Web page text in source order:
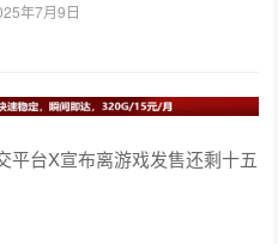
年7月9日
平台X宣布离游戏发售还剩十五